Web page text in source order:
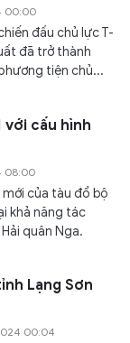
00:00
đấu chủ lực T-
đã trở thành
tiện chủ...
với cấu hình
08:00
của tàu đổ bộ
khả năng tác
quân Nga.
Lạng Sơn
00:04